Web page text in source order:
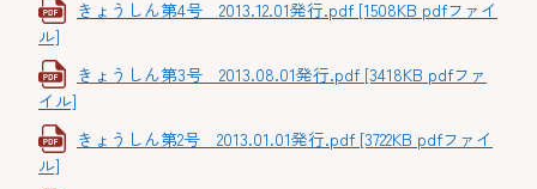
きょうしん第4号 2013.12.01発行.pdf [1508KB pdfファイ
ル]
きょうしん第3号 2013.08.01発行.pdf [3418KB pdfファ
イル]
きょうしん第2号 2013.01.01発行.pdf [3722KB pdfファイ
ル]